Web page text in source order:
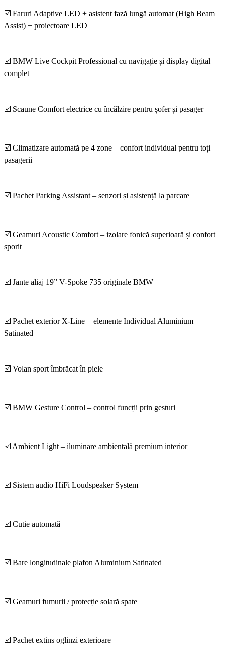
☑️ Faruri Adaptive LED + asistent fază lungă automat (High Beam
Assist) + proiectoare LED
☑️ BMW Live Cockpit Professional cu navigație și display digital
complet
☑️ Scaune Comfort electrice cu încălzire pentru șofer și pasager
☑️ Climatizare automată pe 4 zone – confort individual pentru toți
pasagerii
☑️ Pachet Parking Assistant – senzori și asistență la parcare
☑️ Geamuri Acoustic Comfort – izolare fonică superioară și confort
sporit
☑️ Jante aliaj 19” V-Spoke 735 originale BMW
☑️ Pachet exterior X-Line + elemente Individual Aluminium
Satinated
☑️ Volan sport îmbrăcat în piele
☑️ BMW Gesture Control – control funcții prin gesturi
☑️ Ambient Light – iluminare ambientală premium interior
☑️ Sistem audio HiFi Loudspeaker System
☑️ Cutie automată
☑️ Bare longitudinale plafon Aluminium Satinated
☑️ Geamuri fumurii / protecție solară spate
☑️ Pachet extins oglinzi exterioare